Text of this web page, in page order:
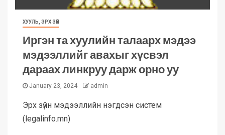
ХУУЛЬ, ЭРХ ЗҮЙ
Иргэн та хуулийн талаарх мэдээ
мэдээллийг авахыг хүсвэл
дараах линкруу дарж орно уу
January 23, 2024 admin
Эрх зүйн мэдээллийн нэгдсэн систем
(legalinfo.mn)